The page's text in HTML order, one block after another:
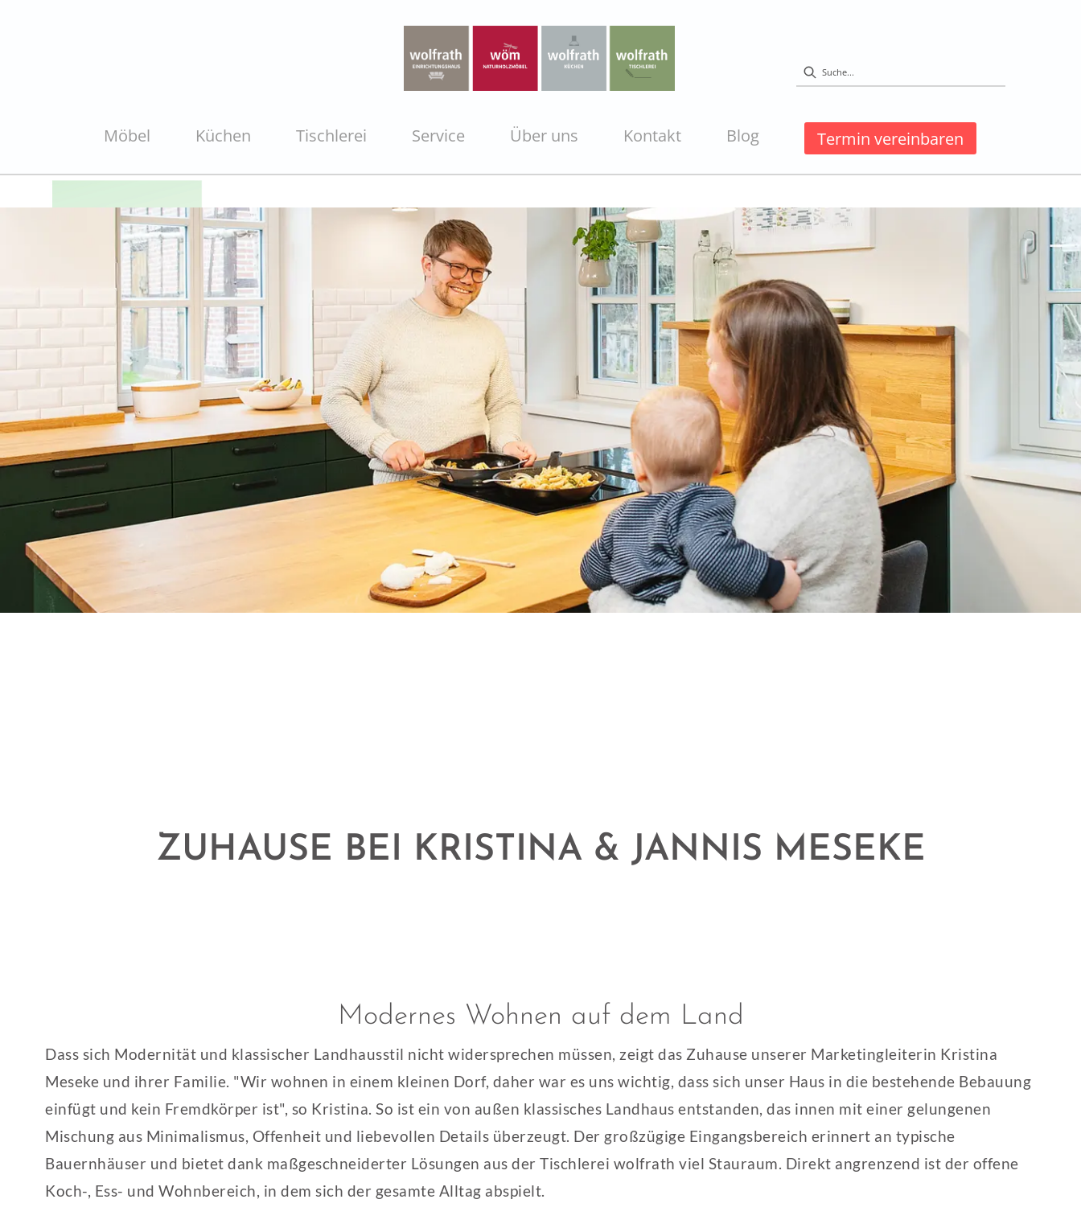
Möbel Küchen Tischlerei Service Über uns Kontakt Blog Termin vereinbaren
ZUHAUSE BEI KRISTINA & JANNIS MESEKE
Modernes Wohnen auf dem Land
Dass sich Modernität und klassischer Landhausstil nicht widersprechen müssen, zeigt das Zuhause unserer Marketingleiterin Kristina
Meseke und ihrer Familie. "Wir wohnen in einem kleinen Dorf, daher war es uns wichtig, dass sich unser Haus in die bestehende Bebauung
einfügt und kein Fremdkörper ist", so Kristina. So ist ein von außen klassisches Landhaus entstanden, das innen mit einer gelungenen
Mischung aus Minimalismus, Offenheit und liebevollen Details überzeugt. Der großzügige Eingangsbereich erinnert an typische
Bauernhäuser und bietet dank maßgeschneiderter Lösungen aus der Tischlerei wolfrath viel Stauraum. Direkt angrenzend ist der offene
Koch-, Ess- und Wohnbereich, in dem sich der gesamte Alltag abspielt.